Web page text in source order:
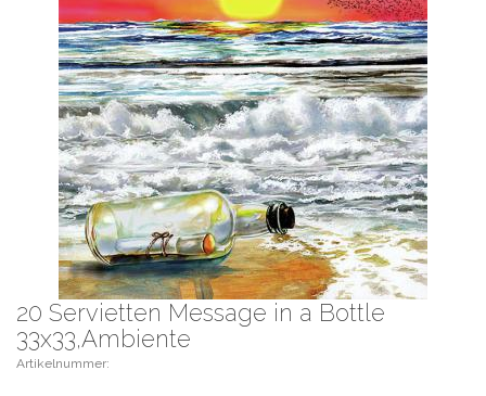
20 Servietten Message in a Bottle
33x33,Ambiente
Artikelnummer: